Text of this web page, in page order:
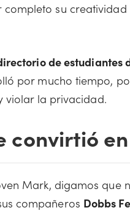
su
de estudiantes
por mucho tiempo,
violar la privacidad.
convirtió
Mark, digamos que
compañeros Dobbs